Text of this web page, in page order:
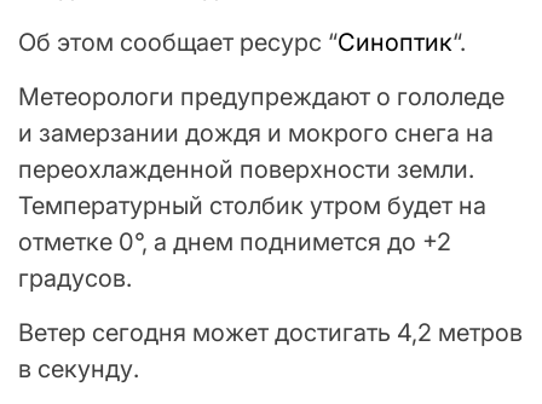
Об этом сообщает ресурс “Синоптик“.
Метеорологи предупреждают о гололеде
и замерзании дождя и мокрого снега на
переохлажденной поверхности земли.
Температурный столбик утром будет на
отметке 0°, а днем поднимется до +2
градусов.
Ветер сегодня может достигать 4,2 метров
в секунду.